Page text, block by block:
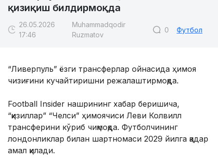
қизиқиш билдирмоқда
26.05.2026
17:46
Muhammadqodir
Ruzmatov
0 Футбол
“Ливерпуль” ёзги трансферлар ойнасида ҳимоя
чизиғини кучайтиришни режалаштирмоқда.
Football Insider нашрининг хабар беришича,
“қизиллар” “Челси” ҳимоячиси Леви Колвилл
трансферини кўриб чиқмоқда. Футболчининг
лондонликлар билан шартномаси 2029 йилга қадар
амал қилади.